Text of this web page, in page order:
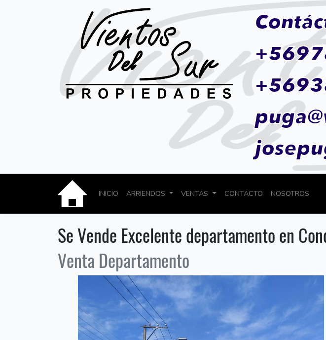
INICIO ARRIENDOS VENTAS CONTACTO NOSOTROS
Se Vende Excelente departamento en
Venta Departamento